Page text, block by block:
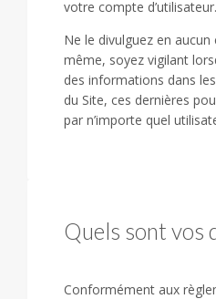
votre compte d’utilisateur.
Ne le divulguez en aucun
même, soyez vigilant
des informations dans
du Site, ces dernières
par n’importe quel
Quels sont vos
Conformément aux